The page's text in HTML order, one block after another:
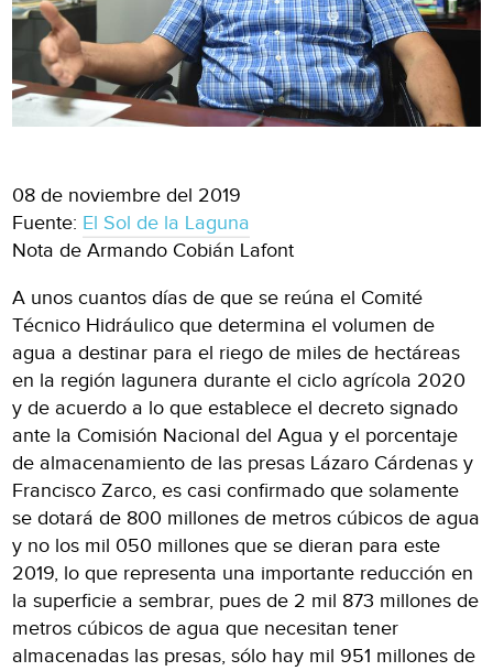
08 de noviembre del 2019
Fuente: El Sol de la Laguna
Nota de Armando Cobián Lafont
A unos cuantos días de que se reúna el Comité
Técnico Hidráulico que determina el volumen de
agua a destinar para el riego de miles de hectáreas
en la región lagunera durante el ciclo agrícola 2020
y de acuerdo a lo que establece el decreto signado
ante la Comisión Nacional del Agua y el porcentaje
de almacenamiento de las presas Lázaro Cárdenas y
Francisco Zarco, es casi confirmado que solamente
se dotará de 800 millones de metros cúbicos de agua
y no los mil 050 millones que se dieran para este
2019, lo que representa una importante reducción en
la superficie a sembrar, pues de 2 mil 873 millones de
metros cúbicos de agua que necesitan tener
almacenadas las presas, sólo hay mil 951 millones de